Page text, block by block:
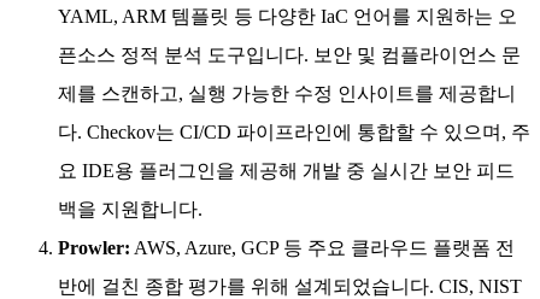
YAML, ARM 템플릿 등 다양한 IaC 언어를 지원하는 오
픈소스 정적 분석 도구입니다. 보안 및 컴플라이언스 문
제를 스캔하고, 실행 가능한 수정 인사이트를 제공합니
다. Checkov는 CI/CD 파이프라인에 통합할 수 있으며, 주
요 IDE용 플러그인을 제공해 개발 중 실시간 보안 피드
백을 지원합니다.
Prowler: AWS, Azure, GCP 등 주요 클라우드 플랫폼 전
반에 걸친 종합 평가를 위해 설계되었습니다. CIS, NIST